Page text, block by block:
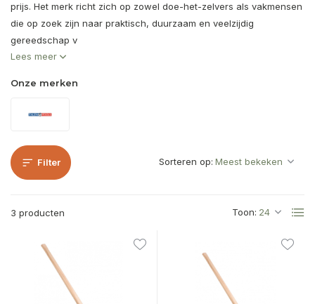
prijs. Het merk richt zich op zowel doe-het-zelvers als vakmensen
die op zoek zijn naar praktisch, duurzaam en veelzijdig
gereedschap v
Lees meer
Onze merken
Filter
3 producten Toon:
Sorteren op: